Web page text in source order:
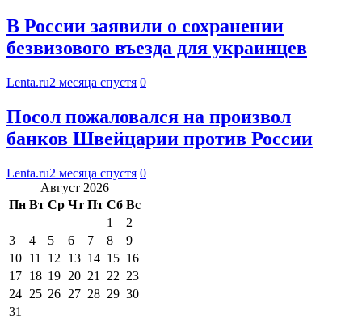
В России заявили о сохранении
безвизового въезда для украинцев
Lenta.ru2 месяца спустя 0
Посол пожаловался на произвол
банков Швейцарии против России
Lenta.ru2 месяца спустя 0
Август 2026
Пн Вт Ср Чт Пт Сб Вс
1
2
3
4 5 6 7 8
9
10 11 12 13 14 15 16
17 18 19 20 21 22 23
24 25 26 27 28 29 30
31